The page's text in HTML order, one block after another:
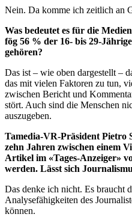
Nein. Da komme ich zeitlich an
Was bedeutet es für die
fög 56 % der 16- bis 29-
gehören?
Das ist – wie oben dargestellt –
das mit vielen Faktoren zu tun,
zwischen Bericht und
stört. Auch sind die Menschen
auszugeben.
Tamedia-VR-Präsident Pietro
zehn Jahren zwischen einem
Artikel im «Tages-Anzeiger»
werden. Lässt sich
Das denke ich nicht. Es braucht
Analysefähigkeiten des
können.